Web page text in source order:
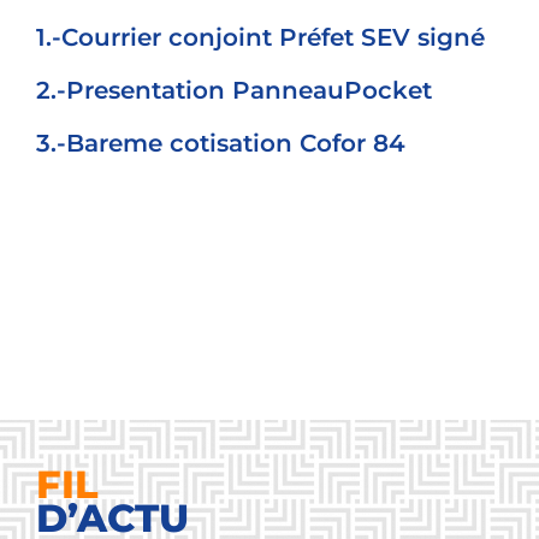
1.-Courrier conjoint Préfet SEV signé
2.-Presentation PanneauPocket
3.-Bareme cotisation Cofor 84
FIL
D’ACTU